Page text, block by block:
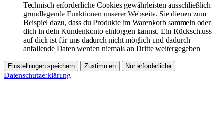
Technisch erforderliche Cookies gewährleisten ausschließlich
grundlegende Funktionen unserer Webseite. Sie dienen zum
Beispiel dazu, dass du Produkte im Warenkorb sammeln oder
dich in dein Kundenkonto einloggen kannst. Ein Rückschluss
auf dich ist für uns dadurch nicht möglich und dadurch
anfallende Daten werden niemals an Dritte weitergegeben.
Einstellungen speichern Zustimmen Nur erforderliche
Datenschutzerklärung